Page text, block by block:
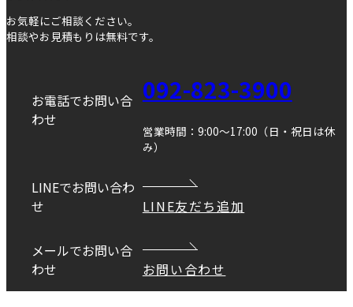
お気軽にご相談ください。
相談やお見積もりは無料です。
お電話でお問い合
わせ
092-823-3900
営業時間：9:00～17:00（日・祝日は休
み）
LINEでお問い合わ
せ
LINE友だち追加
メールでお問い合
わせ
お問い合わせ